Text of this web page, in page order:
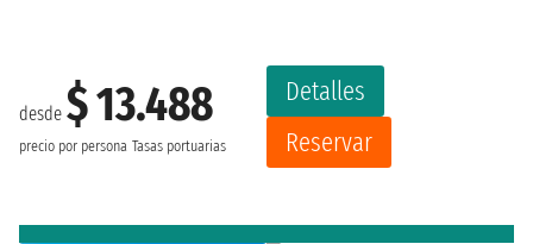
desde $ 13.488
precio por persona Tasas portuarias
Detalles
Reservar